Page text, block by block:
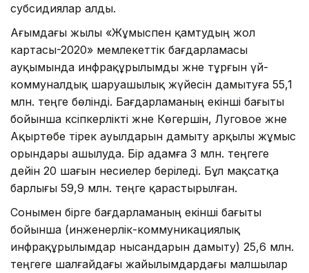
субсидиялар алды.
Ағымдағы жылы «Жұмыспен қамтудың жол
картасы-2020» мемлекеттік бағдарламасы
ауқымында инфрақұрылымды және тұрғын үй-
коммуналдық шаруашылық жүйесін дамытуға 55,1
млн. теңге бөлінді. Бағдарламаның екінші бағыты
бойынша кәсіпкерлікті және Көгершін, Луговое және
Ақыртөбе тірек ауылдарын дамыту арқылы жұмыс
орындары ашылуда. Бір адамға 3 млн. теңгеге
дейін 20 шағын несиелер беріледі. Бұл мақсатқа
барлығы 59,9 млн. теңге қарастырылған.
Сонымен бірге бағдарламаның екінші бағыты
бойынша (инженерлік-коммуникациялық
инфрақұрылымдар нысандарын дамыту) 25,6 млн.
теңгеге шалғайдағы жайылымдардағы малшылар